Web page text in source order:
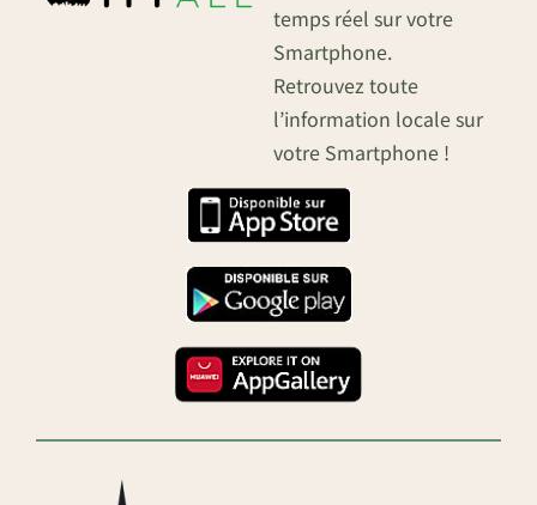
temps réel sur votre
Smartphone.
Retrouvez toute
l’information locale sur
votre Smartphone !